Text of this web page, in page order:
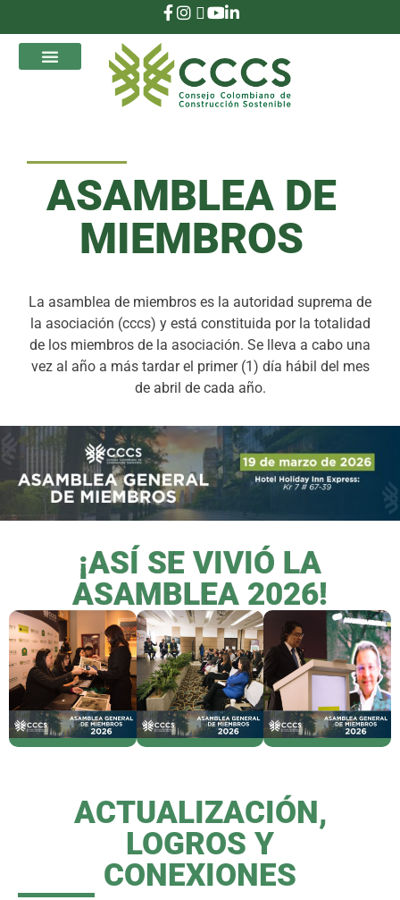
ASAMBLEA DE
MIEMBROS
La asamblea de miembros es la autoridad suprema de
la asociación (cccs) y está constituida por la totalidad
de los miembros de la asociación. Se lleva a cabo una
vez al año a más tardar el primer (1) día hábil del mes
de abril de cada año.
¡ASÍ SE VIVIÓ LA
ASAMBLEA 2026!
ACTUALIZACIÓN,
LOGROS Y
CONEXIONES